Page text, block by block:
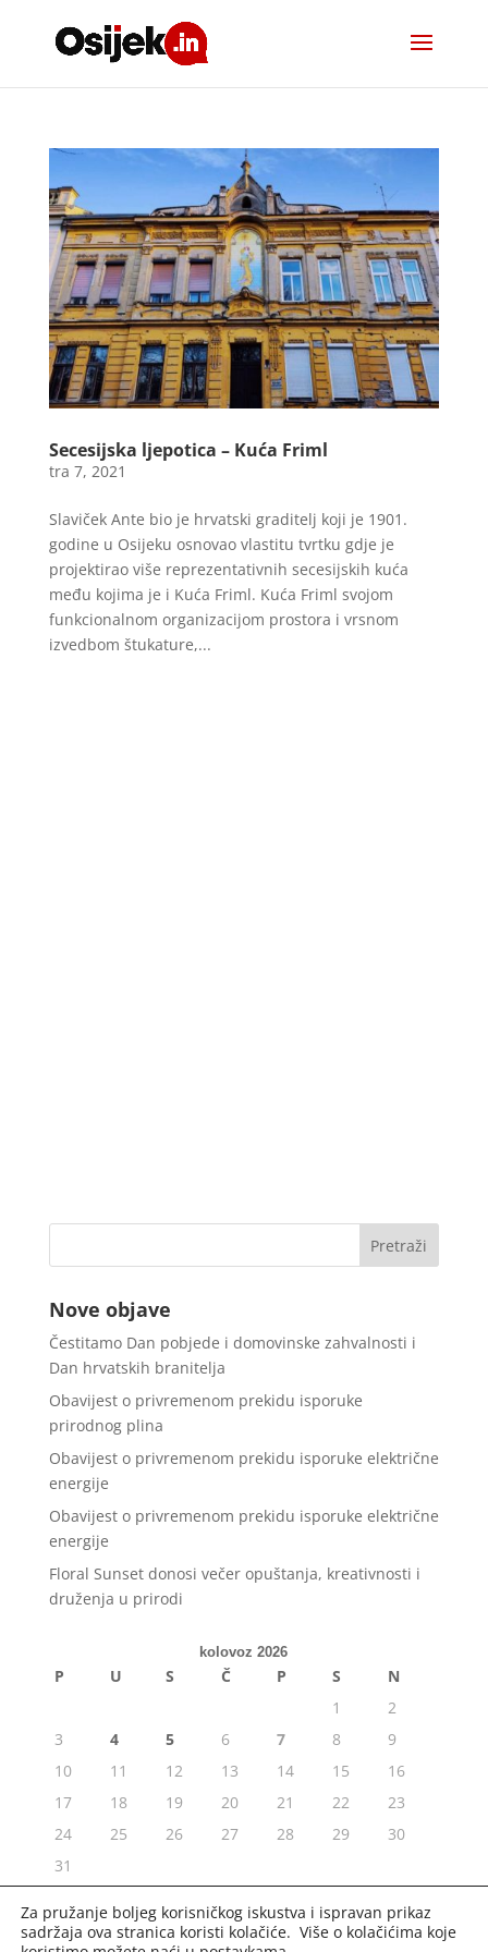
Secesijska ljepotica – Kuća Friml
tra 7, 2021
Slaviček Ante bio je hrvatski graditelj koji je 1901.
godine u Osijeku osnovao vlastitu tvrtku gdje je
projektirao više reprezentativnih secesijskih kuća
među kojima je i Kuća Friml. Kuća Friml svojom
funkcionalnom organizacijom prostora i vrsnom
izvedbom štukature,...
Nove objave
Čestitamo Dan pobjede i domovinske zahvalnosti i
Dan hrvatskih branitelja
Obavijest o privremenom prekidu isporuke
prirodnog plina
Obavijest o privremenom prekidu isporuke električne
energije
Obavijest o privremenom prekidu isporuke električne
energije
Floral Sunset donosi večer opuštanja, kreativnosti i
druženja u prirodi
kolovoz 2026
P U S Č P S
N
1
2
3
4 5 6 7 8
9
10
11 12 13 14 15
16
17
18 19 20 21 22
23
24
25 26 27 28 29
30
31
« srp
Za pružanje boljeg korisničkog iskustva i ispravan prikaz
sadržaja ova stranica koristi kolačiće. Više o kolačićima koje